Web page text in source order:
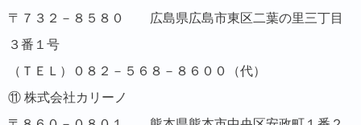
〒７３２－８５８０ 広島県広島市東区二葉の里三丁目
３番１号
（ＴＥＬ）０８２－５６８－８６００（代）
⑪ 株式会社カリーノ